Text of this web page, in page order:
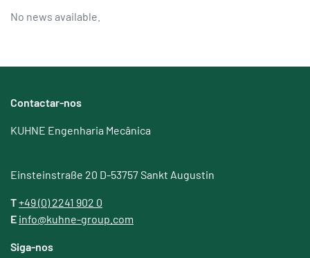
No news available.
Contactar-nos
KUHNE Engenharia Mecânica
Einsteinstraße 20 D-53757 Sankt Augustin
T+49 (0) 2241 902 0
E info@kuhne-group.com
Siga-nos